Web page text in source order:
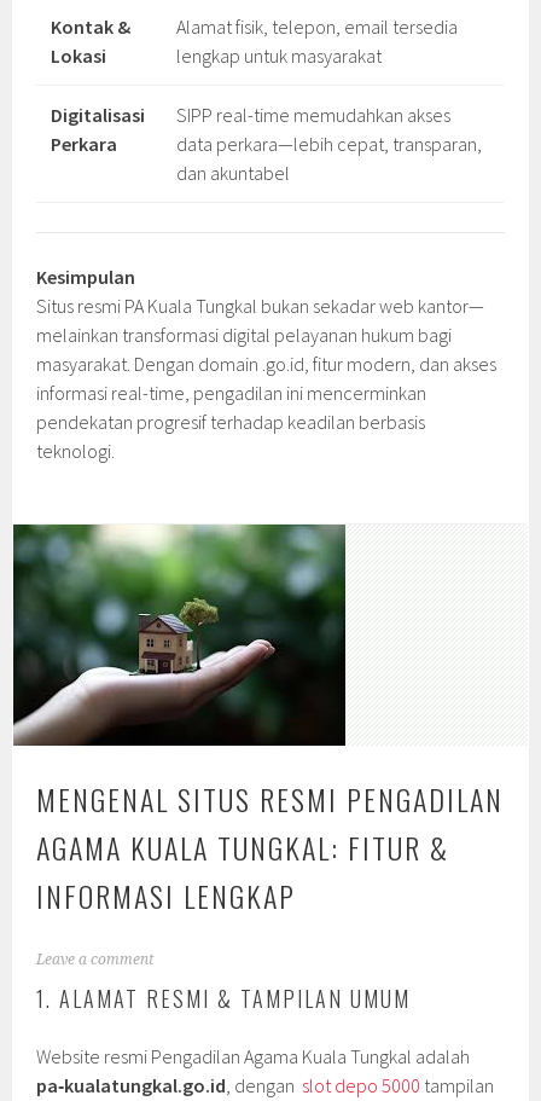
Kontak &
Lokasi
Alamat fisik, telepon, email tersedia
lengkap untuk masyarakat
Digitalisasi
Perkara
SIPP real-time memudahkan akses
data perkara—lebih cepat, transparan,
dan akuntabel
Kesimpulan
Situs resmi PA Kuala Tungkal bukan sekadar web kantor—
melainkan transformasi digital pelayanan hukum bagi
masyarakat. Dengan domain .go.id, fitur modern, dan akses
informasi real-time, pengadilan ini mencerminkan
pendekatan progresif terhadap keadilan berbasis
teknologi.
MENGENAL SITUS RESMI PENGADILAN
AGAMA KUALA TUNGKAL: FITUR &
INFORMASI LENGKAP
Leave a comment
1. ALAMAT RESMI & TAMPILAN UMUM
Website resmi Pengadilan Agama Kuala Tungkal adalah
pa‑kualatungkal.go.id, dengan slot depo 5000 tampilan